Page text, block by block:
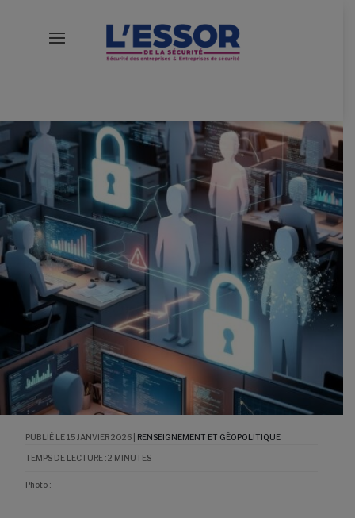
15 JANVIER 2026| RENSEIGNEMENT ET GÉOPOLITIQUE
TEMPS DE LECTURE :2 MINUTES
Photo :